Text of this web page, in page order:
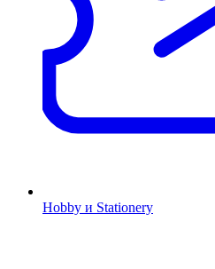
Hobby и Stationery